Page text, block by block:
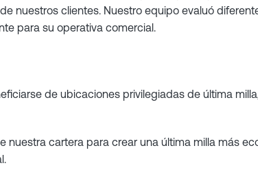
nuestros clientes. Nuestro equipo evaluó
para su operativa comercial.
de ubicaciones privilegiadas de última
cartera para crear una última milla más